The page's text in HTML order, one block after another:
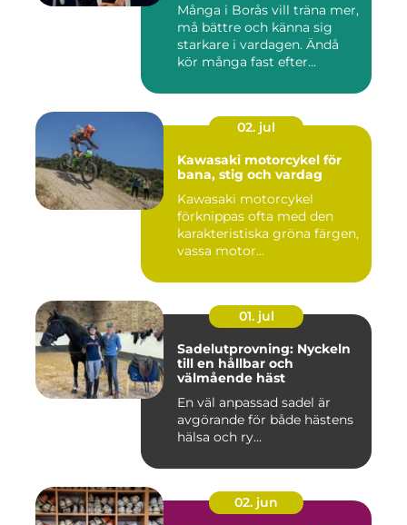
Många i Borås vill träna mer,
må bättre och känna sig
starkare i vardagen. Ändå
kör många fast efter...
02. jul
Kawasaki motorcykel för
bana, stig och vardag
Kawasaki motorcykel
förknippas ofta med den
karakteristiska gröna färgen,
vassa motor...
01. jul
Sadelutprovning: Nyckeln
till en hållbar och
välmående häst
En väl anpassad sadel är
avgörande för både hästens
hälsa och ry...
02. jun